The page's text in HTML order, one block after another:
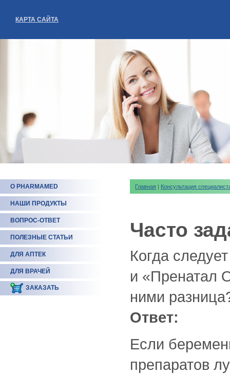
КАРТА САЙТА
О PHARMAMED
НАШИ ПРОДУКТЫ
ВОПРОС-ОТВЕТ
ПОЛЕЗНЫЕ СТАТЬИ
ДЛЯ АПТЕК
ДЛЯ ВРАЧЕЙ
ЗАКАЗАТЬ
Главная | Консультация
Часто
Когда
и «Пренатал
ними
Ответ:
Если
препаратов